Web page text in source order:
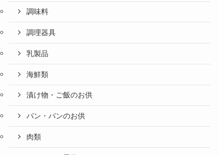
調味料
調理器具
乳製品
海鮮類
漬け物・ご飯のお供
パン・パンのお供
肉類